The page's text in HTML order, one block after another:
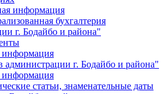
информация
бухгалтерия
г. Бодайбо и района"
г. Бодайбо и района"
статьи, знаменательные даты